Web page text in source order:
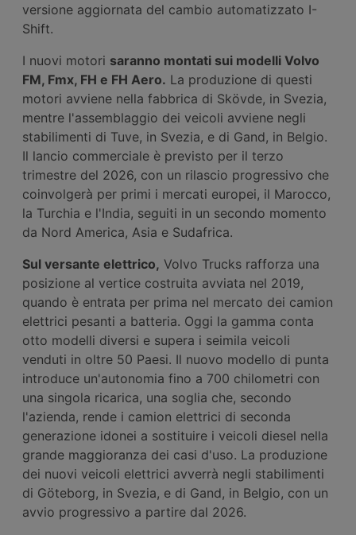
versione aggiornata del cambio automatizzato I-
Shift.
I nuovi motori saranno montati sui modelli Volvo
FM, Fmx, FH e FH Aero. La produzione di questi
motori avviene nella fabbrica di Skövde, in Svezia,
mentre l'assemblaggio dei veicoli avviene negli
stabilimenti di Tuve, in Svezia, e di Gand, in Belgio.
Il lancio commerciale è previsto per il terzo
trimestre del 2026, con un rilascio progressivo che
coinvolgerà per primi i mercati europei, il Marocco,
la Turchia e l'India, seguiti in un secondo momento
da Nord America, Asia e Sudafrica.
Sul versante elettrico, Volvo Trucks rafforza una
posizione al vertice costruita avviata nel 2019,
quando è entrata per prima nel mercato dei camion
elettrici pesanti a batteria. Oggi la gamma conta
otto modelli diversi e supera i seimila veicoli
venduti in oltre 50 Paesi. Il nuovo modello di punta
introduce un'autonomia fino a 700 chilometri con
una singola ricarica, una soglia che, secondo
l'azienda, rende i camion elettrici di seconda
generazione idonei a sostituire i veicoli diesel nella
grande maggioranza dei casi d'uso. La produzione
dei nuovi veicoli elettrici avverrà negli stabilimenti
di Göteborg, in Svezia, e di Gand, in Belgio, con un
avvio progressivo a partire dal 2026.